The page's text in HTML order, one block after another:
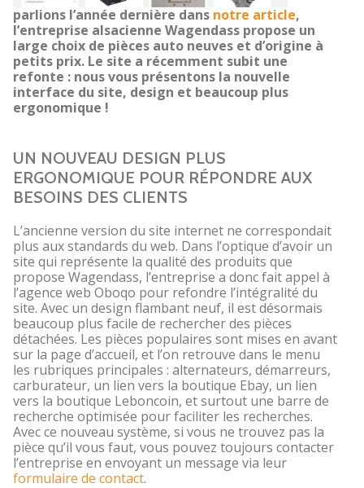
parlions l’année dernière dans notre article,
l’entreprise alsacienne Wagendass propose un
large choix de pièces auto neuves et d’origine à
petits prix. Le site a récemment subit une
refonte : nous vous présentons la nouvelle
interface du site, design et beaucoup plus
ergonomique !
UN NOUVEAU DESIGN PLUS
ERGONOMIQUE POUR RÉPONDRE AUX
BESOINS DES CLIENTS
L’ancienne version du site internet ne correspondait
plus aux standards du web. Dans l’optique d’avoir un
site qui représente la qualité des produits que
propose Wagendass, l’entreprise a donc fait appel à
l’agence web Oboqo pour refondre l’intégralité du
site. Avec un design flambant neuf, il est désormais
beaucoup plus facile de rechercher des pièces
détachées. Les pièces populaires sont mises en avant
sur la page d’accueil, et l’on retrouve dans le menu
les rubriques principales : alternateurs, démarreurs,
carburateur, un lien vers la boutique Ebay, un lien
vers la boutique Leboncoin, et surtout une barre de
recherche optimisée pour faciliter les recherches.
Avec ce nouveau système, si vous ne trouvez pas la
pièce qu’il vous faut, vous pouvez toujours contacter
l’entreprise en envoyant un message via leur
formulaire de contact.